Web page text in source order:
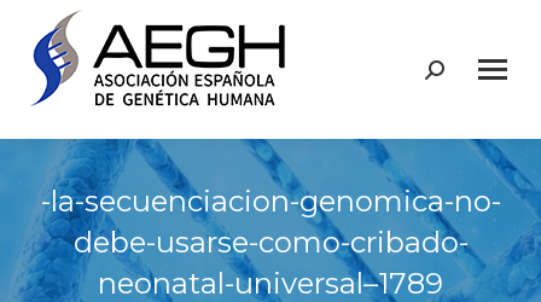
Buscar:
-la-secuenciacion-genomica-no-
debe-usarse-como-cribado-
neonatal-universal–1789